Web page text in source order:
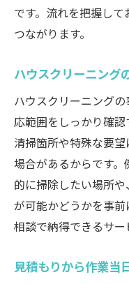
ニングの選
ハウスクリ
エコ洗剤な
グの特徴
ハウスクリ
するコツ
ハウスクリー
説
ハウスクリ
ハウスクリ
です。流れを把握し
つながります。
ハウスクリーニング
ハウスクリーニング
応範囲をしっかり確認
清掃箇所や特殊な要
場合があるからです
的に掃除したい場所
が可能かどうかを事
相談で納得できるサー
見積もりから作業当